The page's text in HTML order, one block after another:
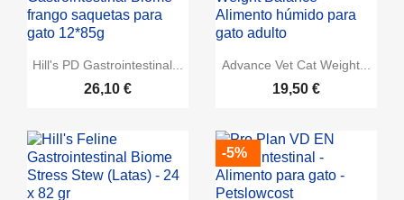
Hill's PD Gastrointestinal...
26,10 €
Advance Vet Cat Weight...
19,50 €
-5%